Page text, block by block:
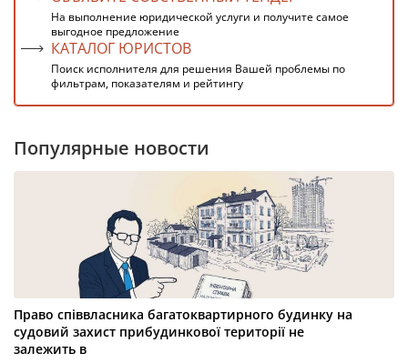
На выполнение юридической услуги и получите самое
выгодное предложение
КАТАЛОГ ЮРИСТОВ
Поиск исполнителя для решения Вашей проблемы по
фильтрам, показателям и рейтингу
Популярные новости
Право співвласника багатоквартирного будинку на
судовий захист прибудинкової території не
залежить в